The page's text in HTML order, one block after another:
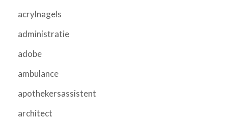
acrylnagels
administratie
adobe
ambulance
apothekersassistent
architect